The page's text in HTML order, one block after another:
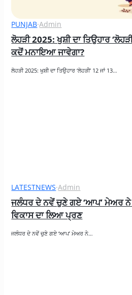
PUNJAB·Admin
ਲੋਹੜੀ 2025: ਖੁਸ਼ੀ ਦਾ ਤਿਉਹਾਰ
ਕਦੋਂ ਮਨਾਇਆ ਜਾਵੇਗਾ?
ਲੋਹੜੀ 2025: ਖੁਸ਼ੀ ਦਾ ਤਿਉਹਾਰ ‘ਲੋਹੜੀ’ 12 ਜਾਂ 13…
LATESTNEWS·Admin
ਜਲੰਧਰ ਦੇ ਨਵੇਂ ਚੁਣੇ ਗਏ ‘ਆਪ’ ਮੇਅਰ ਨੇ
ਵਿਕਾਸ ਦਾ ਲਿਆ ਪ੍ਰਣ
ਜਲੰਧਰ ਦੇ ਨਵੇਂ ਚੁਣੇ ਗਏ ‘ਆਪ’ ਮੇਅਰ ਨੇ…